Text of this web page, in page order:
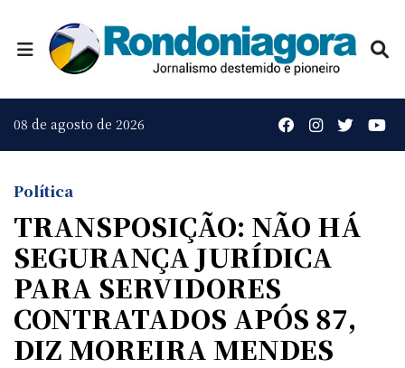
08 de agosto de 2026
Política
TRANSPOSIÇÃO: NÃO HÁ
SEGURANÇA JURÍDICA
PARA SERVIDORES
CONTRATADOS APÓS 87,
DIZ MOREIRA MENDES